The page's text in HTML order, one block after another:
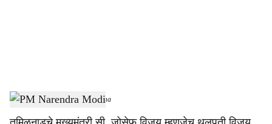
PM Narendra Modi-Sarkarnama